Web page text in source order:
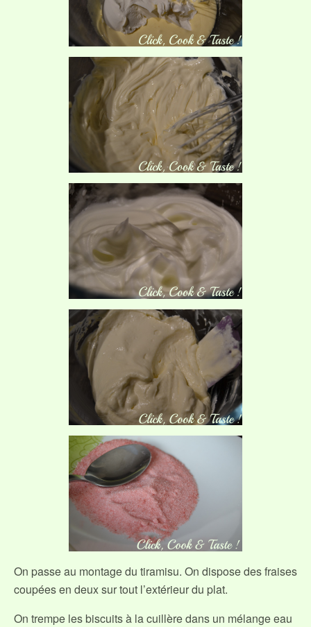
On passe au montage du tiramisu. On dispose des fraises
coupées en deux sur tout l’extérieur du plat.
On trempe les biscuits à la cuillère dans un mélange eau